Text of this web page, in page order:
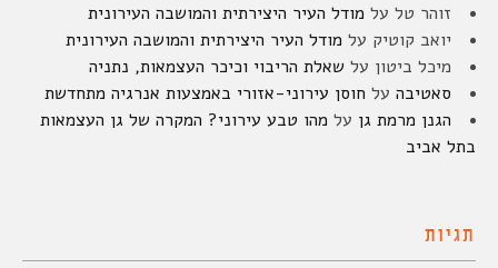
זוהר טל על מודל העיר היצירתית והמושבה העירונית
יואב קוטיק על מודל העיר היצירתית והמושבה העירונית
מיכל ביטון על שאלת הריבוי וכיכר העצמאות, נתניה
סאטיבה על חוסן עירוני-אזורי באמצעות אנרגיה מתחדשת
הגנן מרמת גן על מהו טבע עירוני? המקרה של גן העצמאות
בתל אביב
תגיות